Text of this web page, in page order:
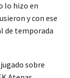
lo hizo en
y con ese
de temporada
sobre